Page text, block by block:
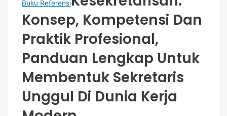
Buku Referensi
Konsep, Kompetensi Dan
Praktik Profesional,
Panduan Lengkap Untuk
Membentuk Sekretaris
Unggul Di Dunia Kerja